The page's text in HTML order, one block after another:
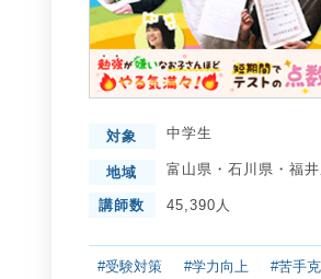
対象 中学生
地域 富山県 ・ 石川県 ・ 福
講師数 45,390人
#受験対策 #学力向上 #苦手